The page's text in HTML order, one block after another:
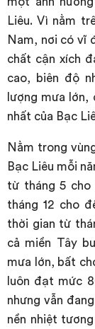
Liêu. Vì nằm
Nam, nơi có vĩ
chất cận xích
cao, biên độ
lượng mưa lớn,
nhất của Bạc
Nằm trong
Bạc Liêu mỗi
từ tháng 5 cho
tháng 12 cho
thời gian từ
cả miền Tây
mưa lớn, bất
luôn đạt mức
nhưng vẫn
nền nhiệt